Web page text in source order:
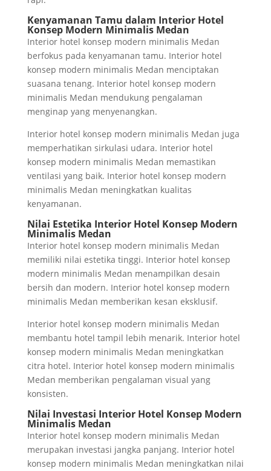
Kenyamanan Tamu dalam Interior Hotel
Konsep Modern Minimalis Medan
Interior hotel konsep modern minimalis Medan
berfokus pada kenyamanan tamu. Interior hotel
konsep modern minimalis Medan menciptakan
suasana tenang. Interior hotel konsep modern
minimalis Medan mendukung pengalaman
menginap yang menyenangkan.
Interior hotel konsep modern minimalis Medan juga
memperhatikan sirkulasi udara. Interior hotel
konsep modern minimalis Medan memastikan
ventilasi yang baik. Interior hotel konsep modern
minimalis Medan meningkatkan kualitas
kenyamanan.
Nilai Estetika Interior Hotel Konsep Modern
Minimalis Medan
Interior hotel konsep modern minimalis Medan
memiliki nilai estetika tinggi. Interior hotel konsep
modern minimalis Medan menampilkan desain
bersih dan modern. Interior hotel konsep modern
minimalis Medan memberikan kesan eksklusif.
Interior hotel konsep modern minimalis Medan
membantu hotel tampil lebih menarik. Interior hotel
konsep modern minimalis Medan meningkatkan
citra hotel. Interior hotel konsep modern minimalis
Medan memberikan pengalaman visual yang
konsisten.
Nilai Investasi Interior Hotel Konsep Modern
Minimalis Medan
Interior hotel konsep modern minimalis Medan
merupakan investasi jangka panjang. Interior hotel
konsep modern minimalis Medan meningkatkan nilai